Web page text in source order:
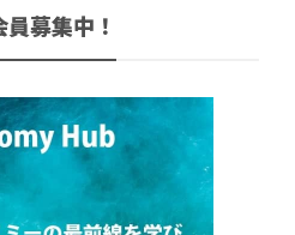
募集中！